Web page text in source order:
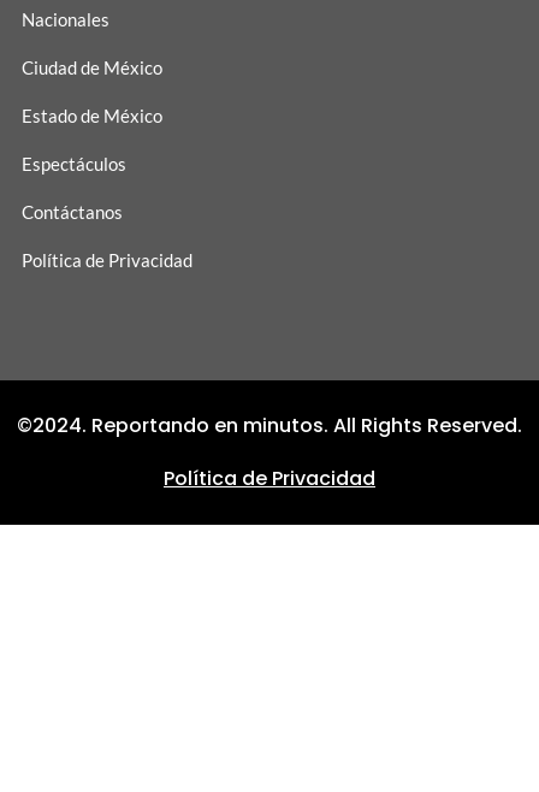
Nacionales
Ciudad de México
Estado de México
Espectáculos
Contáctanos
Política de Privacidad
©2024. Reportando en minutos. All Rights Reserved.
Política de Privacidad